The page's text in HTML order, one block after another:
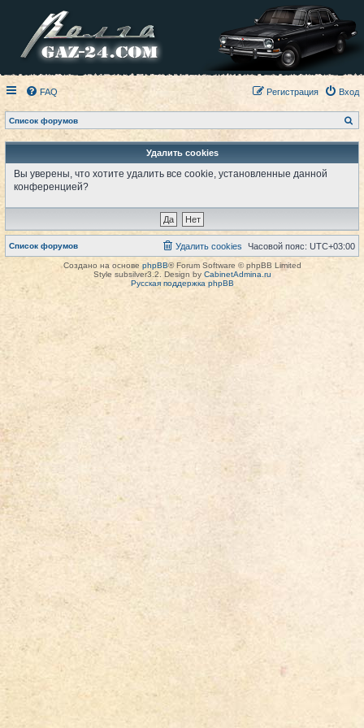
FAQ Вход
Регистрация
Список форумов
о
с
Удалить cookies
Вы уверены, что хотите удалить все cookie, установленные данной
конференцией?
Список форумов Часовой пояс: UTC+03:00
Удалить cookies
Создано на основе phpBB® Forum Software © phpBB Limited
Style subsilver3.2. Design by CabinetAdmina.ru
Русская поддержка phpBB